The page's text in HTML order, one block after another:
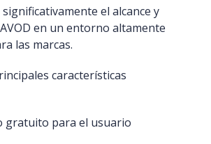
el alcance y
en un entorno altamente
las marcas.
características
gratuito para el usuario